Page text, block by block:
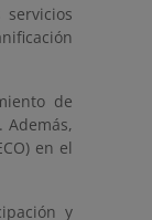
de
Además,
en el
y